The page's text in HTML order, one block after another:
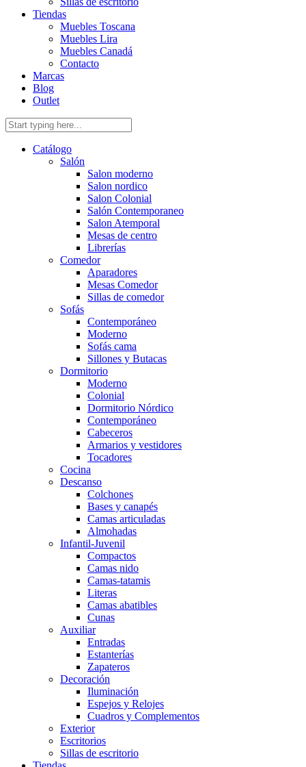
Tiendas
Muebles Toscana
Muebles Lira
Muebles Canadá
Contacto
Marcas
Blog
Outlet
Catálogo
Salón
Salon moderno
Salon nordico
Salon Colonial
Salón Contemporaneo
Salon Atemporal
Mesas de centro
Librerías
Comedor
Aparadores
Mesas Comedor
Sillas de comedor
Sofás
Contemporáneo
Moderno
Sofás cama
Sillones y Butacas
Dormitorio
Moderno
Colonial
Dormitorio Nórdico
Contemporáneo
Cabeceros
Armarios y vestidores
Tocadores
Cocina
Descanso
Colchones
Bases y canapés
Camas articuladas
Almohadas
Infantil-Juvenil
Compactos
Camas nido
Camas-tatamis
Literas
Camas abatibles
Cunas
Auxiliar
Entradas
Estanterías
Zapateros
Decoración
Iluminación
Espejos y Relojes
Cuadros y Complementos
Exterior
Escritorios
Sillas de escritorio